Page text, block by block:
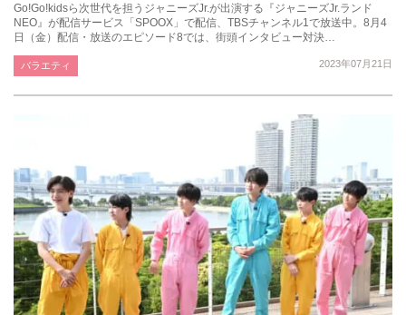
Go!Go!kidsら次世代を担うジャニーズJr.が出演する『ジャニーズJr.ランド
NEO』が配信サービス「SPOOX」で配信、TBSチャンネル1で放送中。8月4
日（金）配信・放送のエピソード8では、街頭インタビュー対決…
2023年07月21日
バラエティ